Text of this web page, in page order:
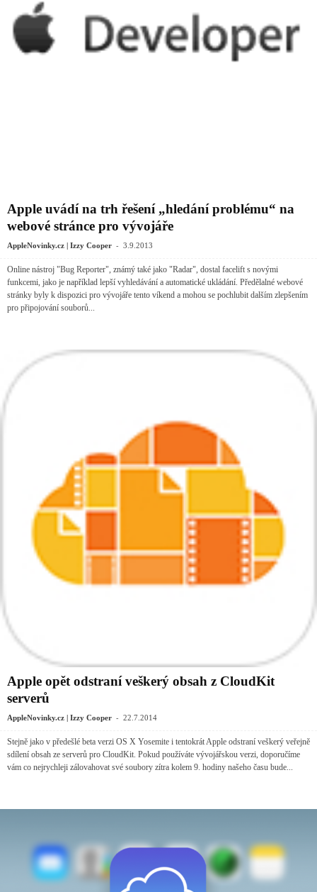
Apple uvádí na trh řešení „hledání problému“ na
webové stránce pro vývojáře
AppleNovinky.cz | Izzy Cooper - 3.9.2013
Online nástroj "Bug Reporter", známý také jako "Radar", dostal facelift s novými
funkcemi, jako je například lepší vyhledávání a automatické ukládání. Předělalné webové
stránky byly k dispozici pro vývojáře tento víkend a mohou se pochlubit dalším zlepšením
pro připojování souborů...
Apple opět odstraní veškerý obsah z CloudKit
serverů
AppleNovinky.cz | Izzy Cooper - 22.7.2014
Stejně jako v předešlé beta verzi OS X Yosemite i tentokrát Apple odstraní veškerý veřejně
sdílení obsah ze serverů pro CloudKit. Pokud používáte vývojářskou verzi, doporučíme
vám co nejrychleji zálovahovat své soubory zítra kolem 9. hodiny našeho času bude...